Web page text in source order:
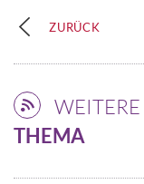
ZURÜCK
THEMA